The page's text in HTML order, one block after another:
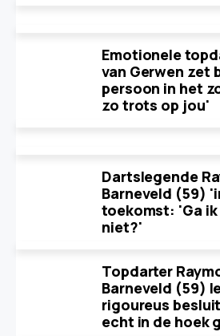
Emotionele
van Gerwen zet
persoon in het
zo trots op jou'
Dartslegende
Barneveld (59)
toekomst: 'Ga
niet?'
Topdarter
Barneveld (59)
rigoureus
echt in de hoek